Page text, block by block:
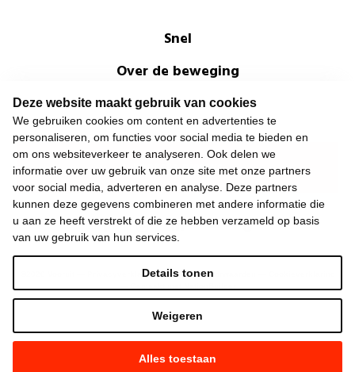
Deze website maakt gebruik van cookies
We gebruiken cookies om content en advertenties te
personaliseren, om functies voor social media te bieden en
om ons websiteverkeer te analyseren. Ook delen we
informatie over uw gebruik van onze site met onze partners
voor social media, adverteren en analyse. Deze partners
kunnen deze gegevens combineren met andere informatie die
u aan ze heeft verstrekt of die ze hebben verzameld op basis
van uw gebruik van hun services.
Alles toestaan
Weigeren
Details tonen
Snel
Over de beweging
Algemeen
Laatste nieuws
Privacyverklaring— Gebruiksvoorwaarden